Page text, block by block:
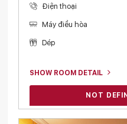
Điện thoại
Máy điều hòa
Dép
SHOW ROOM DETAIL
NOT